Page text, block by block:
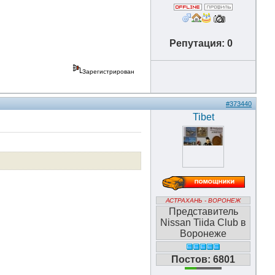
Репутация: 0
Зарегистрирован
#373440
Tibet
АСТРАХАНЬ - ВОРОНЕЖ
Представитель
Nissan Tiida Club в
Воронеже
Постов: 6801